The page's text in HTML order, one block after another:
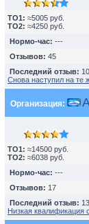
TO1: ≈5005 руб.
TO2: ≈4250 руб.
Нормо-час: ---
Отзывов: 45
Последний отзыв:
Снова наступил на те
Организация:
TO1: ≈14500 руб.
TO2: ≈6038 руб.
Нормо-час: ---
Отзывов: 17
Последний отзыв:
Низкая квалификация